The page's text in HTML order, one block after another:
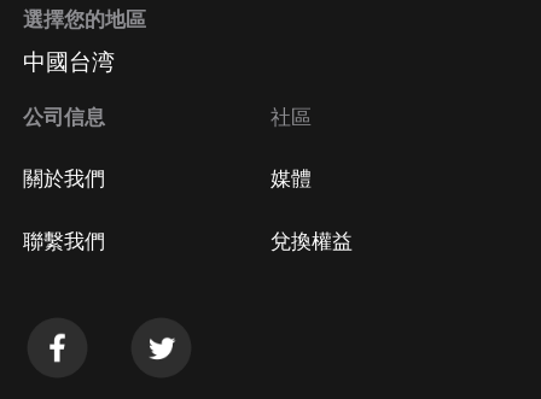
選擇您的地區
中國台湾
公司信息
關於我們
聯繫我們
社區
媒體
兌換權益